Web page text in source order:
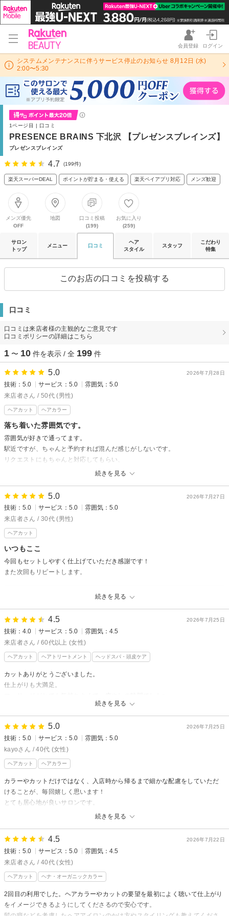
会員登録 ログイン
システムメンテナンスに伴うサービス停止のお知らせ 8月12日 (水)
2:00〜5:30
1ページ目 | 口コミ
PRESENCE BRAINS 下北沢 【プレゼンスブレインズ】
プレゼンスブレインズ
4.7 (199件)
楽天スーパーDEAL ポイントが貯まる・使える 楽天ペイアプリ対応 メンズ歓迎
メンズ優先
OFF
地図
口コミ投稿
(199)
お気に入り
(259)
サロン
トップ
メニュー 口コミ
ヘア
スタイル
スタッフ
こだわり
特集
このお店の口コミを投稿する
口コミ
口コミは来店者様の主観的なご意見です
口コミポリシーの詳細はこちら
1 〜 10 件を表示 / 全 199 件
2026年7月28日
5.0
技術：5.0 サービス：5.0
雰囲気：5.0
来店者さん / 50代 (男性)
ヘアカット ヘアカラー
落ち着いた雰囲気です。
続きを見る
雰囲気が好きで通ってます。
駅近ですが、ちゃんと予約すれば混んだ感じがしないです。
リクエストにもちゃんと対応してもらい、
髪や頭皮の状態をみてくれてアドバイスももらえます。
2026年7月27日
5.0
技術：5.0 サービス：5.0
雰囲気：5.0
来店者さん / 30代 (男性)
ヘアカット
いつもここ
続きを見る
今回もセットしやすく仕上げていただき感謝です！
また次回もリピートします。
PRESENCE BRAINS 下北沢 【プレゼンスブレインズ】からの
こちらこそいつもご来店いただきありがとうございます！
八島淳
2026年7月25日
4.5
技術：4.0 サービス：5.0
雰囲気：4.5
来店者さん / 60代以上 (女性)
ヘアカット ヘアトリートメント ヘッドスパ・頭皮ケア
続きを見る
カットありがとうございました。
仕上がりも大満足。
2026年7月25日
5.0
技術：5.0 サービス：5.0
雰囲気：5.0
kayoさん / 40代 (女性)
ヘアカット ヘアカラー
続きを見る
カラーやカットだけではなく、入店時から帰るまで細かな配慮をしていただ
けることが、毎回嬉しく思います！
とても居心地が良いサロンです。
次回ご来店もお待ちしております。
佐藤康浩
2026年7月22日
4.5
技術：5.0 サービス：5.0
雰囲気：4.5
来店者さん / 40代 (女性)
ヘアカット ヘナ・オーガニックカラー
2回目の利用でした。ヘアカラーやカットの要望を最初によく聴いて仕上がり
をイメージできるようにしてくださるので安心です。